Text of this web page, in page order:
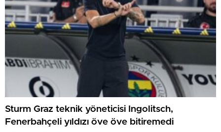
Sturm Graz teknik yöneticisi Ingolitsch,
Fenerbahçeli yıldızı öve öve bitiremedi